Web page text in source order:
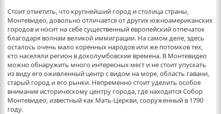
Стоит отметить, что крупнейший город и столица страны,
Монтевидео, довольно отличается от других южноамериканских
городов и носит на себе существенный европейский отпечаток
благодаря волнам великой иммиграции. На самом деле, здесь
осталось очень мало коренных народов или же потомков тех,
кто населяли регион в доколумбовские времена. В Монтевидео
можно обнаружить много интересных мест и не стоит упускать
из виду его оживленный центр с видом на море, область гавани,
старый город и его рынки. Непременно стоит уделить особое
внимание историческому центру города, где находится Собор
Монтевидео, известный как Мать-Церкви, сооруженный в 1790
году.